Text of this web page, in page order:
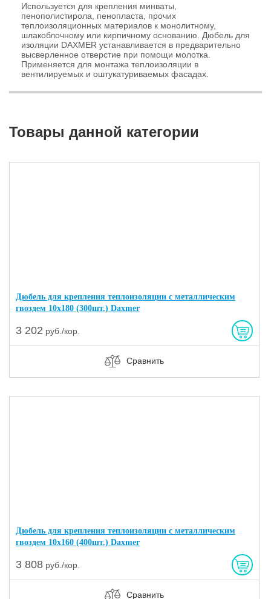
Используется для крепления минваты,
пенополистирола, пенопласта, прочих
теплоизоляционных материалов к монолитному,
шлакоблочному или кирпичному основанию. Дюбель для
изоляции DAXMER устанавливается в предварительно
высверленное отверстие при помощи молотка.
Применяется для монтажа теплоизоляции в
вентилируемых и оштукатуриваемых фасадах.
Товары данной категории
Дюбель для крепления теплоизоляции с металлическим
гвоздем 10х180 (300шт.) Daxmer
3 202 руб./кор.
Сравнить
Дюбель для крепления теплоизоляции с металлическим
гвоздем 10х160 (400шт.) Daxmer
3 808 руб./кор.
Сравнить